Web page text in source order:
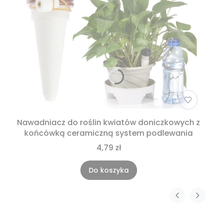
Nawadniacz do roślin kwiatów doniczkowych z
końcówką ceramiczną system podlewania
4,79 zł
Do koszyka